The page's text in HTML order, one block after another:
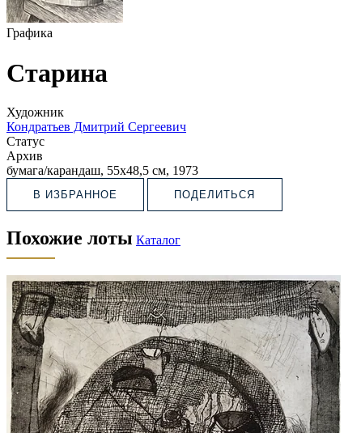
Графика
Старина
Художник
Кондратьев Дмитрий Сергеевич
Статус
Архив
бумага/карандаш, 55х48,5 см, 1973
В ИЗБРАННОЕ ПОДЕЛИТЬСЯ
Похожие лоты Каталог